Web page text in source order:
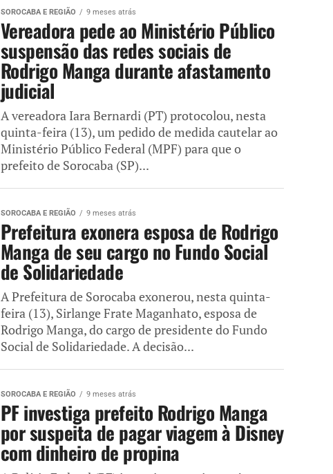
SOROCABA E REGIÃO 9 meses atrás
Vereadora pede ao Ministério Público
suspensão das redes sociais de
Rodrigo Manga durante afastamento
judicial
A vereadora Iara Bernardi (PT) protocolou, nesta
quinta-feira (13), um pedido de medida cautelar ao
Ministério Público Federal (MPF) para que o
prefeito de Sorocaba (SP)...
SOROCABA E REGIÃO 9 meses atrás
Prefeitura exonera esposa de Rodrigo
Manga de seu cargo no Fundo Social
de Solidariedade
A Prefeitura de Sorocaba exonerou, nesta quinta-
feira (13), Sirlange Frate Maganhato, esposa de
Rodrigo Manga, do cargo de presidente do Fundo
Social de Solidariedade. A decisão...
SOROCABA E REGIÃO 9 meses atrás
PF investiga prefeito Rodrigo Manga
por suspeita de pagar viagem à Disney
com dinheiro de propina